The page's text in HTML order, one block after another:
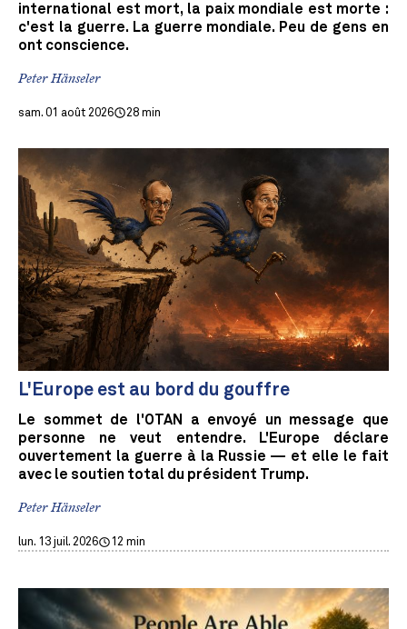
international est mort, la paix mondiale est morte :
c'est la guerre. La guerre mondiale. Peu de gens en
ont conscience.
Peter Hänseler
sam. 01 août 2026 28 min
L'Europe est au bord du gouffre
Le sommet de l'OTAN a envoyé un message que
personne ne veut entendre. L'Europe déclare
ouvertement la guerre à la Russie — et elle le fait
avec le soutien total du président Trump.
Peter Hänseler
lun. 13 juil. 2026 12 min